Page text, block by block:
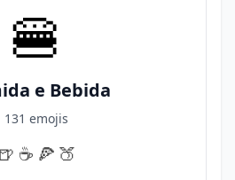
🍔
e Bebida
131 emojis
🍺 ☕️ 🍕 🍑